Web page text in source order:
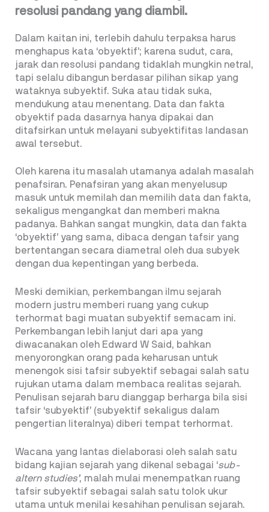
resolusi pandang yang diambil.
Dalam kaitan ini, terlebih dahulu terpaksa harus
menghapus kata ‘obyektif’; karena sudut, cara,
jarak dan resolusi pandang tidaklah mungkin netral,
tapi selalu dibangun berdasar pilihan sikap yang
wataknya subyektif. Suka atau tidak suka,
mendukung atau menentang. Data dan fakta
obyektif pada dasarnya hanya dipakai dan
ditafsirkan untuk melayani subyektifitas landasan
awal tersebut.
Oleh karena itu masalah utamanya adalah masalah
penafsiran. Penafsiran yang akan menyelusup
masuk untuk memilah dan memilih data dan fakta,
sekaligus mengangkat dan memberi makna
padanya. Bahkan sangat mungkin, data dan fakta
‘obyektif’ yang sama, dibaca dengan tafsir yang
bertentangan secara diametral oleh dua subyek
dengan dua kepentingan yang berbeda.
Meski demikian, perkembangan ilmu sejarah
modern justru memberi ruang yang cukup
terhormat bagi muatan subyektif semacam ini.
Perkembangan lebih lanjut dari apa yang
diwacanakan oleh Edward W Said, bahkan
menyorongkan orang pada keharusan untuk
menengok sisi tafsir subyektif sebagai salah satu
rujukan utama dalam membaca realitas sejarah.
Penulisan sejarah baru dianggap berharga bila sisi
tafsir ‘subyektif’ (subyektif sekaligus dalam
pengertian literalnya) diberi tempat terhormat.
Wacana yang lantas dielaborasi oleh salah satu
bidang kajian sejarah yang dikenal sebagai ‘sub-
altern studies’, malah mulai menempatkan ruang
tafsir subyektif sebagai salah satu tolok ukur
utama untuk menilai kesahihan penulisan sejarah.